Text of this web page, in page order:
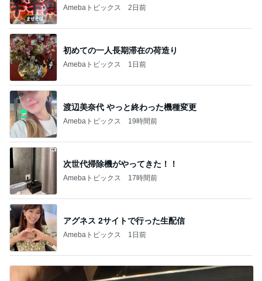
Amebaトピックス 2日前
初めての一人長期滞在の荷造り
Amebaトピックス 1日前
渡辺美奈代 やっと終わった機種変更
Amebaトピックス 19時間前
次世代掃除機がやってきた！！
Amebaトピックス 17時間前
アグネス 2サイトで行った生配信
Amebaトピックス 1日前